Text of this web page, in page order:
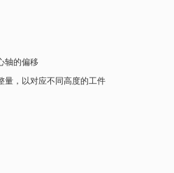
轴的偏移
量，以对应不同高度的工件